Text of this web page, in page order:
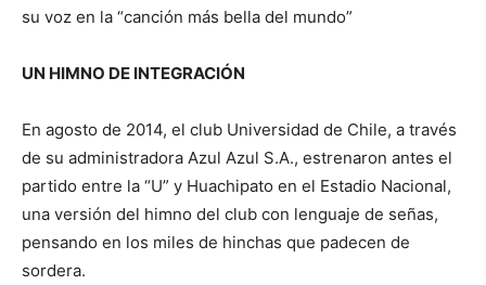
su voz en la “canción más bella del mundo”
UN HIMNO DE INTEGRACIÓN
En agosto de 2014, el club Universidad de Chile, a través
de su administradora Azul Azul S.A., estrenaron antes el
partido entre la “U” y Huachipato en el Estadio Nacional,
una versión del himno del club con lenguaje de señas,
pensando en los miles de hinchas que padecen de
sordera.